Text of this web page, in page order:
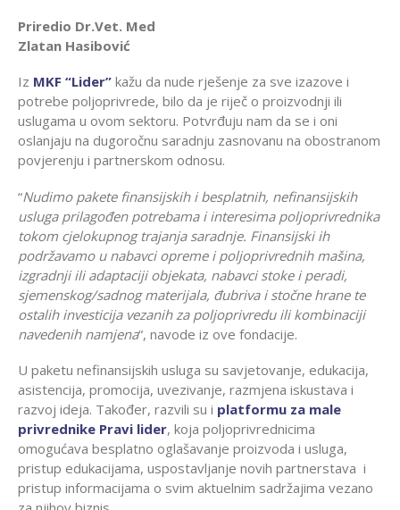
Priredio Dr.Vet. Med
Zlatan Hasibović
Iz MKF “Lider” kažu da nude rješenje za sve izazove i
potrebe poljoprivrede, bilo da je riječ o proizvodnji ili
uslugama u ovom sektoru. Potvrđuju nam da se i oni
oslanjaju na dugoročnu saradnju zasnovanu na obostranom
povjerenju i partnerskom odnosu.
“Nudimo pakete finansijskih i besplatnih, nefinansijskih
usluga prilagođen potrebama i interesima poljoprivrednika
tokom cjelokupnog trajanja saradnje. Finansijski ih
podržavamo u nabavci opreme i poljoprivrednih mašina,
izgradnji ili adaptaciji objekata, nabavci stoke i peradi,
sjemenskog/sadnog materijala, đubriva i stočne hrane te
ostalih investicija vezanih za poljoprivredu ili kombinaciji
navedenih namjena“, navode iz ove fondacije.
U paketu nefinansijskih usluga su savjetovanje, edukacija,
asistencija, promocija, uvezivanje, razmjena iskustava i
razvoj ideja. Također, razvili su i platformu za male
privrednike Pravi lider, koja poljoprivrednicima
omogućava besplatno oglašavanje proizvoda i usluga,
pristup edukacijama, uspostavljanje novih partnerstava i
pristup informacijama o svim aktuelnim sadržajima vezano